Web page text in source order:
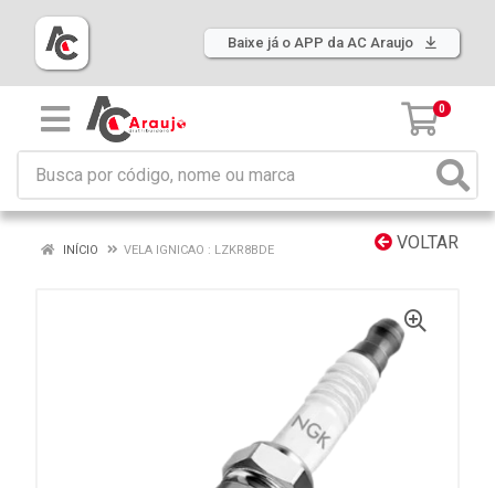
Baixe já o APP da AC Araujo
0
VOLTAR
INÍCIO VELA IGNICAO : LZKR8BDE